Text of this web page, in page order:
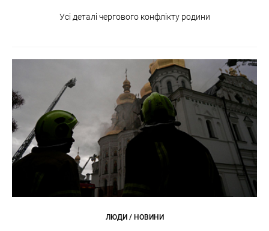
Усі деталі чергового конфлікту родини
ЛЮДИ / НОВИНИ